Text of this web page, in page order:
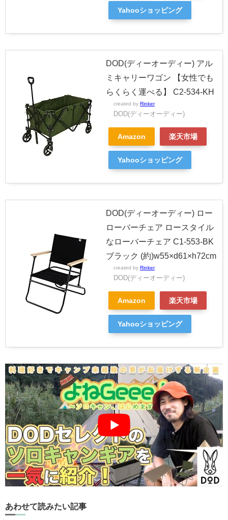
Yahooショッピング
DOD(ディーオーディー) アル
ミキャリーワゴン 【女性でも
らくらく運べる】 C2-534-KH
created by Rinker
DOD(ディーオーディー)
Amazon 楽天市場
Yahooショッピング
DOD(ディーオーディー) ロー
ローバーチェア ロースタイル
なローバーチェア C1-553-BK
ブラック (約)w55×d61×h72cm
created by Rinker
DOD(ディーオーディー)
Amazon 楽天市場
Yahooショッピング
あわせて読みたい記事